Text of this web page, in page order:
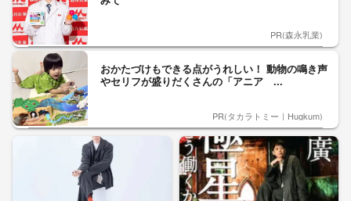
PR(森永乳業)
おかたづけもできる点がうれしい！ 動物の鳴き声
やセリフが盛りだくさんの「アニア ...
PR(タカラトミー｜Hugkum)